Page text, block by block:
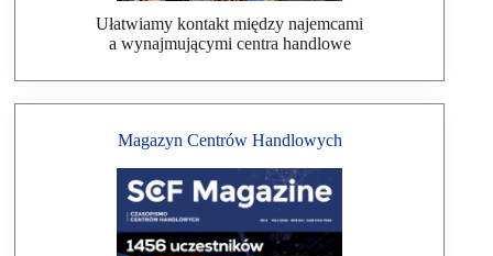
Ułatwiamy kontakt między najemcami
a wynajmującymi centra handlowe
Magazyn Centrów Handlowych